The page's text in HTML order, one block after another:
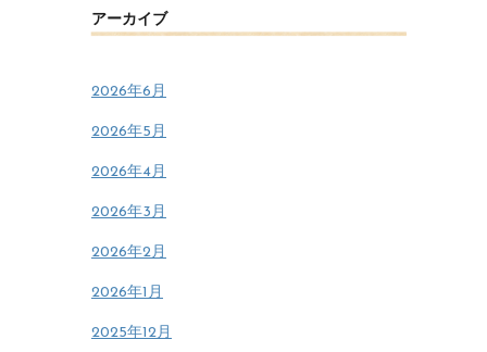
アーカイブ
2026年6月
2026年5月
2026年4月
2026年3月
2026年2月
2026年1月
2025年12月